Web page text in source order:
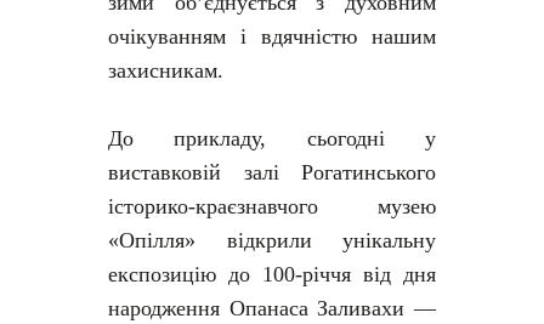
очікуванням і вдячністю нашим
захисникам.
До прикладу, сьогодні у
виставковій залі Рогатинського
історико-краєзнавчого музею
«Опілля» відкрили унікальну
експозицію до 100-річчя від дня
народження Опанаса Заливахи —